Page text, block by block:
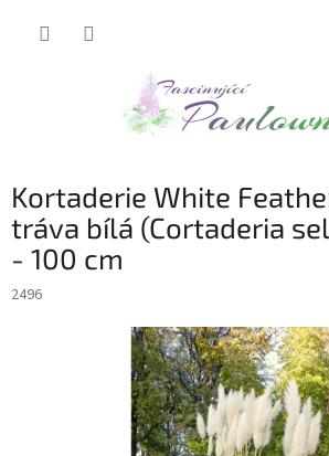
Kortaderie White
tráva bílá (Cortaderia
- 100 cm
2496